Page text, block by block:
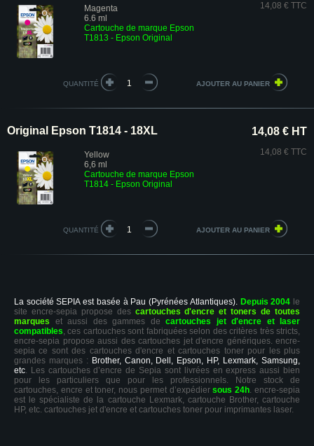
Magenta
6.6 ml
Cartouche de marque Epson
T1813 - Epson Original
14,08 € TTC
QUANTITÉ
Original Epson T1814 - 18XL
Yellow
6,6 ml
Cartouche de marque Epson
T1814 - Epson Original
14,08 € HT
14,08 € TTC
QUANTITÉ
La société SEPIA est basée à Pau (Pyrénées Atlantiques). Depuis 2004 le
site encre-sepia propose des cartouches d'encre et toners de toutes
marques et aussi des gammes de cartouches jet d'encre et laser
compatibles, ces cartouches sont fabriquées selon des critères très stricts,
encre-sepia propose aussi des cartouches jet d'encre génériques. encre-
sepia ce sont des cartouches d'encre et cartouches toner pour les plus
grandes marques : Brother, Canon, Dell, Epson, HP, Lexmark, Samsung,
etc. Les cartouches d’encre de Sepia sont livrées en express aussi bien
pour les particuliers que pour les professionnels. Notre stock de
cartouches, encre et toner, nous permet d’expédiersous 24h. encre-sepia
est le spécialiste de la cartouche Lexmark, cartouche Brother, cartouche
HP, etc. cartouches jet d'encre et cartouches toner pour imprimantes laser.